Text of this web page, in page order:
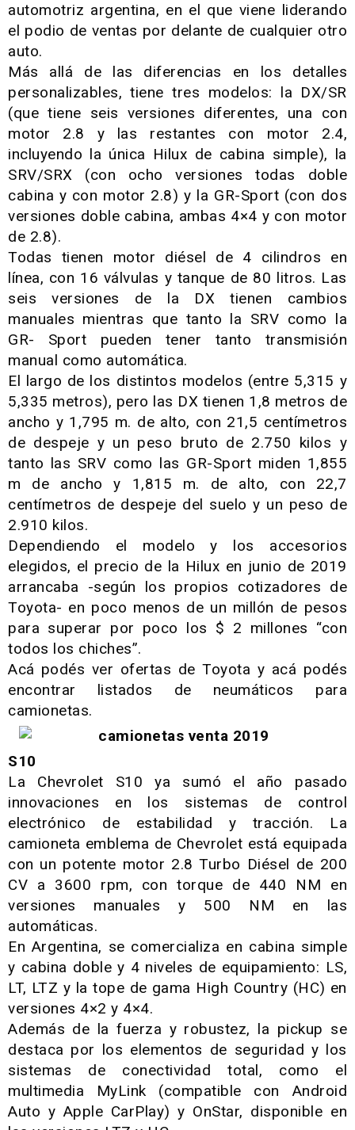
automotriz argentina, en el que viene liderando
el podio de ventas por delante de cualquier otro
auto.
Más allá de las diferencias en los detalles
personalizables, tiene tres modelos: la DX/SR
(que tiene seis versiones diferentes, una con
motor 2.8 y las restantes con motor 2.4,
incluyendo la única Hilux de cabina simple), la
SRV/SRX (con ocho versiones todas doble
cabina y con motor 2.8) y la GR-Sport (con dos
versiones doble cabina, ambas 4×4 y con motor
de 2.8).
Todas tienen motor diésel de 4 cilindros en
línea, con 16 válvulas y tanque de 80 litros. Las
seis versiones de la DX tienen cambios
manuales mientras que tanto la SRV como la
GR- Sport pueden tener tanto transmisión
manual como automática.
El largo de los distintos modelos (entre 5,315 y
5,335 metros), pero las DX tienen 1,8 metros de
ancho y 1,795 m. de alto, con 21,5 centímetros
de despeje y un peso bruto de 2.750 kilos y
tanto las SRV como las GR-Sport miden 1,855
m de ancho y 1,815 m. de alto, con 22,7
centímetros de despeje del suelo y un peso de
2.910 kilos.
Dependiendo el modelo y los accesorios
elegidos, el precio de la Hilux en junio de 2019
arrancaba -según los propios cotizadores de
Toyota- en poco menos de un millón de pesos
para superar por poco los $ 2 millones “con
todos los chiches”.
Acá podés ver ofertas de Toyota y acá podés
encontrar listados de neumáticos para
camionetas.
S10
La Chevrolet S10 ya sumó el año pasado
innovaciones en los sistemas de control
electrónico de estabilidad y tracción. La
camioneta emblema de Chevrolet está equipada
con un potente motor 2.8 Turbo Diésel de 200
CV a 3600 rpm, con torque de 440 NM en
versiones manuales y 500 NM en las
automáticas.
En Argentina, se comercializa en cabina simple
y cabina doble y 4 niveles de equipamiento: LS,
LT, LTZ y la tope de gama High Country (HC) en
versiones 4×2 y 4×4.
Además de la fuerza y robustez, la pickup se
destaca por los elementos de seguridad y los
sistemas de conectividad total, como el
multimedia MyLink (compatible con Android
Auto y Apple CarPlay) y OnStar, disponible en